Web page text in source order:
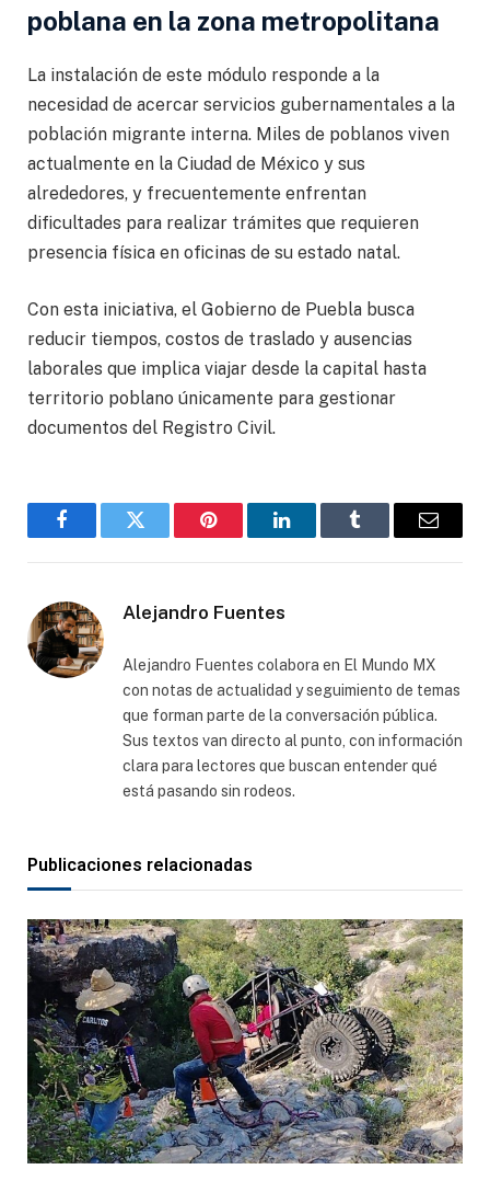
poblana en la zona metropolitana
La instalación de este módulo responde a la
necesidad de acercar servicios gubernamentales a la
población migrante interna. Miles de poblanos viven
actualmente en la Ciudad de México y sus
alrededores, y frecuentemente enfrentan
dificultades para realizar trámites que requieren
presencia física en oficinas de su estado natal.
Con esta iniciativa, el Gobierno de Puebla busca
reducir tiempos, costos de traslado y ausencias
laborales que implica viajar desde la capital hasta
territorio poblano únicamente para gestionar
documentos del Registro Civil.
FacebookGorjeo Pinterest LinkedInTumblr
Correo
Alejandro Fuentes
Alejandro Fuentes colabora en El Mundo MX
con notas de actualidad y seguimiento de temas
que forman parte de la conversación pública.
Sus textos van directo al punto, con información
clara para lectores que buscan entender qué
está pasando sin rodeos.
Publicaciones relacionadas